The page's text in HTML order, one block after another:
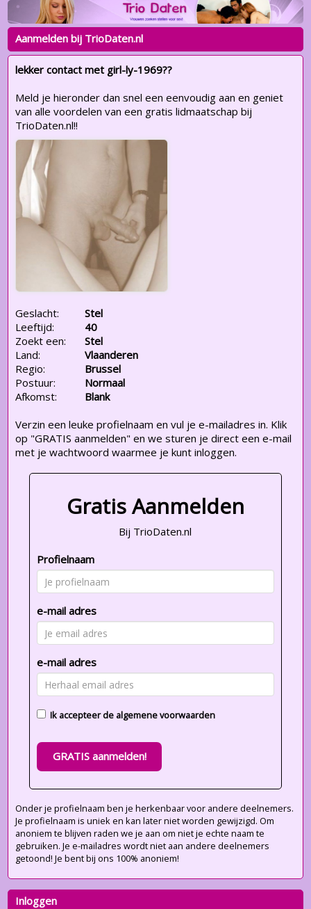
Aanmelden bij TrioDaten.nl
lekker contact met girl-ly-1969??
Meld je hieronder dan snel een eenvoudig aan en geniet
van alle voordelen van een gratis lidmaatschap bij
TrioDaten.nl!!
Geslacht:
Stel
Leeftijd:
40
Zoekt een:
Stel
Land:
Vlaanderen
Regio:
Brussel
Postuur:
Normaal
Afkomst:
Blank
Verzin een leuke profielnaam en vul je e-mailadres in. Klik
op "GRATIS aanmelden" en we sturen je direct een e-mail
met je wachtwoord waarmee je kunt inloggen.
Gratis Aanmelden
Bij TrioDaten.nl
Profielnaam
e-mail adres
e-mail adres
Ik accepteer de algemene voorwaarden
GRATIS aanmelden!
Onder je profielnaam ben je herkenbaar voor andere deelnemers.
Je profielnaam is uniek en kan later niet worden gewijzigd. Om
anoniem te blijven raden we je aan om niet je echte naam te
gebruiken. Je e-mailadres wordt niet aan andere deelnemers
getoond! Je bent bij ons 100% anoniem!
Inloggen